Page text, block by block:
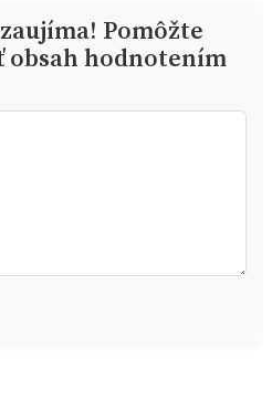
Pomôžte
obsah hodnotením